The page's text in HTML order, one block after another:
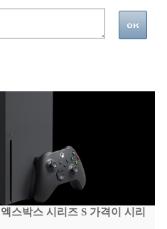
스박스 시리즈 S 가격이 시리